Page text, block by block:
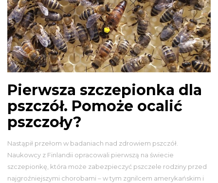
Pierwsza szczepionka dla
pszczół. Pomoże ocalić
pszczoły?
Nastąpił przełom w badaniach nad zdrowiem pszczół.
Naukowcy z Finlandii opracowali pierwszą na świecie
szczepionkę, która może zabezpieczyć pszczele rodziny przed
najgroźniejszymi chorobami – w tym zgnilcem amerykańskim i